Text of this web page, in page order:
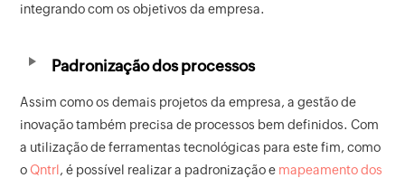
integrando com os objetivos da empresa.
Padronização dos processos
Assim como os demais projetos da empresa, a gestão de
inovação também precisa de processos bem definidos. Com
a utilização de ferramentas tecnológicas para este fim, como
oQntrl, é possível realizar a padronização e mapeamento dos